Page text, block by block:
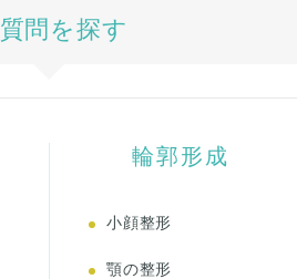
質問を探す
輪郭形成
小顔整形
顎の整形